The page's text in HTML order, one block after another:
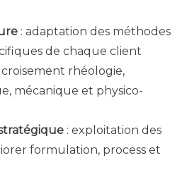
: adaptation des méthodes
de chaque client
rhéologie,
mécanique et physico-
: exploitation des
formulation, process et